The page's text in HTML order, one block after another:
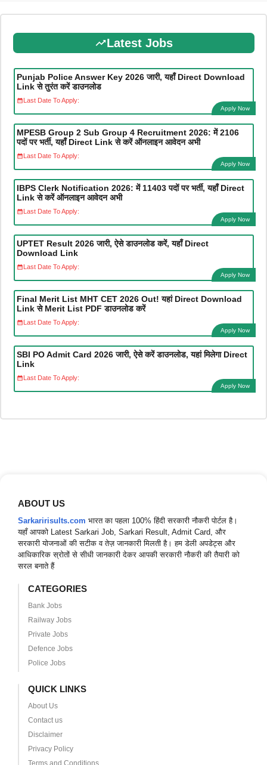
Latest Jobs
Punjab Police Answer Key 2026 जारी, यहाँ Direct Download
Link से तुरंत करें डाउनलोड
Last Date To Apply:
Apply Now
MPESB Group 2 Sub Group 4 Recruitment 2026: में 2106
पदों पर भर्ती, यहाँ Direct Link से करें ऑनलाइन आवेदन अभी
Last Date To Apply:
Apply Now
IBPS Clerk Notification 2026: में 11403 पदों पर भर्ती, यहाँ Direct
Link से करें ऑनलाइन आवेदन अभी
Last Date To Apply:
Apply Now
UPTET Result 2026 जारी, ऐसे डाउनलोड करें, यहाँ Direct
Download Link
Last Date To Apply:
Apply Now
Final Merit List MHT CET 2026 Out! यहां Direct Download
Link से Merit List PDF डाउनलोड करें
Last Date To Apply:
Apply Now
SBI PO Admit Card 2026 जारी, ऐसे करें डाउनलोड, यहां मिलेगा Direct
Link
Last Date To Apply:
Apply Now
ABOUT US
Sarkaririsults.com भारत का पहला 100% हिंदी सरकारी नौकरी पोर्टल है।
यहाँ आपको Latest Sarkari Job, Sarkari Result, Admit Card, और
सरकारी योजनाओं की सटीक व तेज़ जानकारी मिलती है। हम डेली अपडेट्स और
आधिकारिक स्रोतों से सीधी जानकारी देकर आपकी सरकारी नौकरी की तैयारी को
सरल बनाते हैं
CATEGORIES
Bank Jobs
Railway Jobs
Private Jobs
Defence Jobs
Police Jobs
QUICK LINKS
About Us
Contact us
Disclaimer
Privacy Policy
Terms and Conditions